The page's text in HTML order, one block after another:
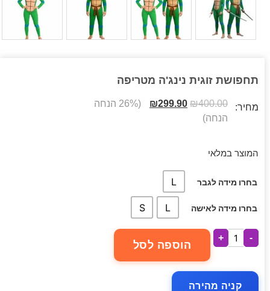
תחפושת זוגית נינג'ה מטריפה
מחיר: ₪400.00
₪299.90
(26% הנחה
הנחה)
המוצר במלאי
בחרו מידה לגבר L
בחרו מידה לאישה L
S
-
+
הוספה לסל
קניה מהירה